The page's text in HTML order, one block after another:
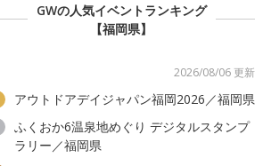
GWの人気イベントランキング
【福岡県】
2026/08/06 更新
アウトドアデイジャパン福岡2026／福岡県
ふくおか6温泉地めぐり デジタルスタンプ
ラリー／福岡県